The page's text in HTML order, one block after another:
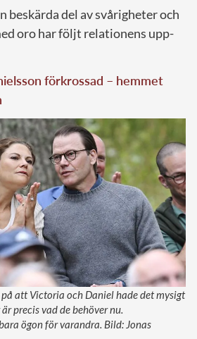
beskärda del av svårigheter och
oro har följt relationens upp-
förkrossad – hemmet
att Victoria och Daniel hade det mysigt
precis vad de behöver nu.
ögon för varandra. Bild: Jonas